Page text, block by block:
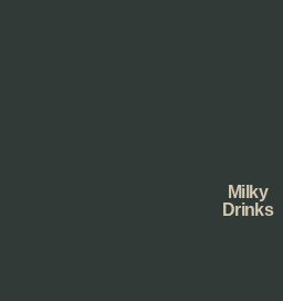
Milky
Drinks